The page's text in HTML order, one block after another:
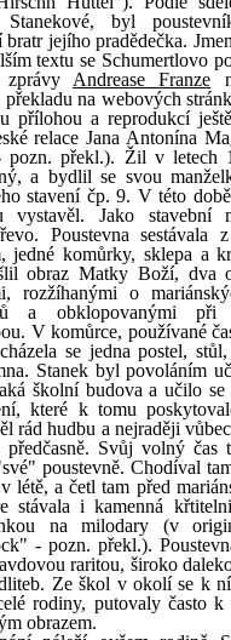
byl
jejího pradědečka.
textu se Schumertlovo
Andrease Franze
překladu na webových
přílohou a reprodukcí
relace Jana Antonína
pozn. překl.). Žil v letech
a bydlil se svou
stavení čp. 9. V této
vystavěl. Jako stavební
Poustevna sestávala
jedné komůrky, sklepa a
obraz Matky Boží, dva
rozžíhanými o
a obklopovanými při
V komůrce, používané
se jedna postel,
Stanek byl povoláním
školní budova a učilo
které k tomu
rád hudbu a nejraději
předčasně. Svůj volný čas
poustevně. Chodíval
létě, a četl tam před
stávala i kamenná
na milodary (v
- pozn. překl.).
raritou, široko
Ze škol v okolí se k
rodiny, putovaly často
obrazem.